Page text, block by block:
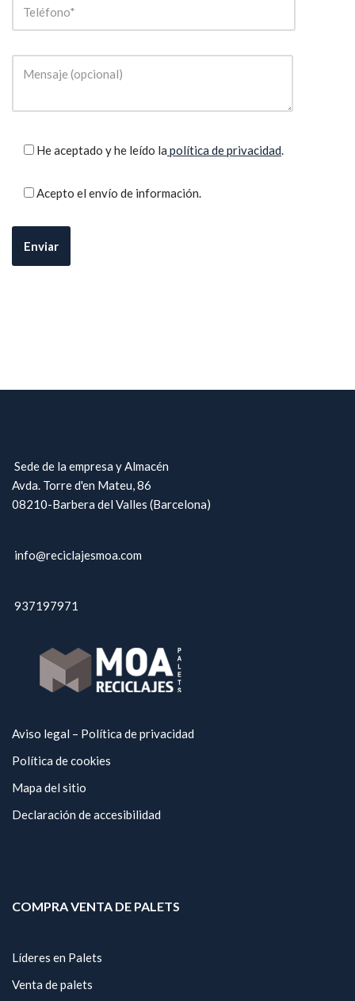
He aceptado y he leído la política de privacidad.
Acepto el envío de información.
Sede de la empresa y Almacén
Avda. Torre d'en Mateu, 86
08210-Barbera del Valles (Barcelona)
info@reciclajesmoa.com
937197971
Aviso legal – Política de privacidad
Política de cookies
Mapa del sitio
Declaración de accesibilidad
COMPRA VENTA DE PALETS
Líderes en Palets
Venta de palets